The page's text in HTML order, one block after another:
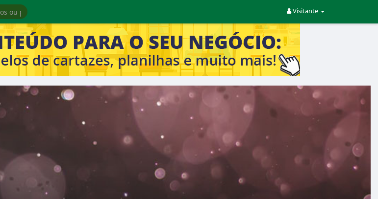
Visitante